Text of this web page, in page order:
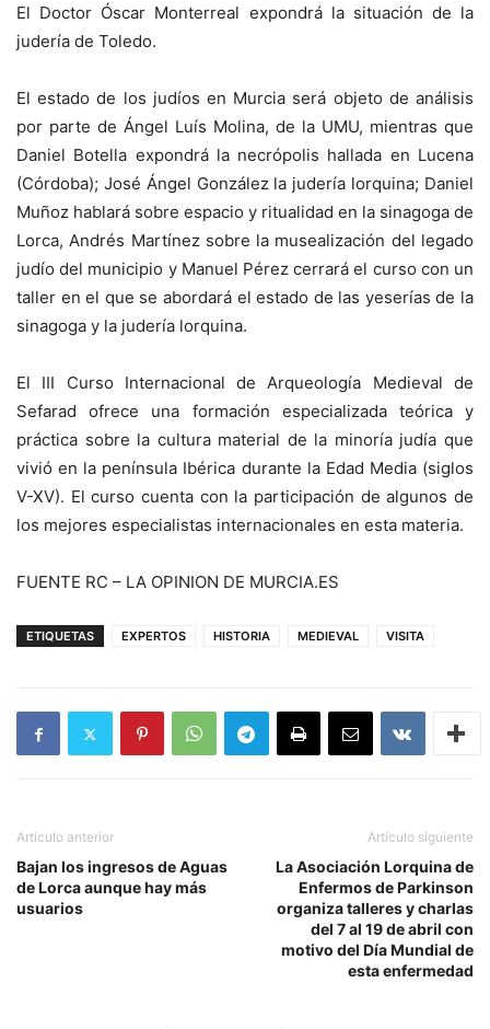
El Doctor Óscar Monterreal expondrá la situación de la
judería de Toledo.
El estado de los judíos en Murcia será objeto de análisis
por parte de Ángel Luís Molina, de la UMU, mientras que
Daniel Botella expondrá la necrópolis hallada en Lucena
(Córdoba); José Ángel González la judería lorquina; Daniel
Muñoz hablará sobre espacio y ritualidad en la sinagoga de
Lorca, Andrés Martínez sobre la musealización del legado
judío del municipio y Manuel Pérez cerrará el curso con un
taller en el que se abordará el estado de las yeserías de la
sinagoga y la judería lorquina.
El III Curso Internacional de Arqueología Medieval de
Sefarad ofrece una formación especializada teórica y
práctica sobre la cultura material de la minoría judía que
vivió en la península Ibérica durante la Edad Media (siglos
V-XV). El curso cuenta con la participación de algunos de
los mejores especialistas internacionales en esta materia.
FUENTE RC – LA OPINION DE MURCIA.ES
ETIQUETAS EXPERTOS HISTORIA MEDIEVAL VISITA
Artículo anterior
Bajan los ingresos de Aguas
de Lorca aunque hay más
usuarios
Artículo siguiente
La Asociación Lorquina de
Enfermos de Parkinson
organiza talleres y charlas
del 7 al 19 de abril con
motivo del Día Mundial de
esta enfermedad